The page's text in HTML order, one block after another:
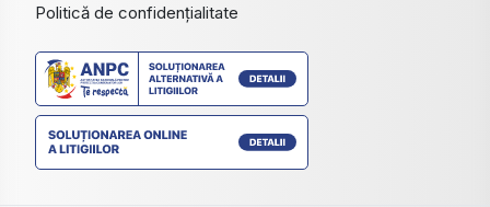
Politică de confidențialitate